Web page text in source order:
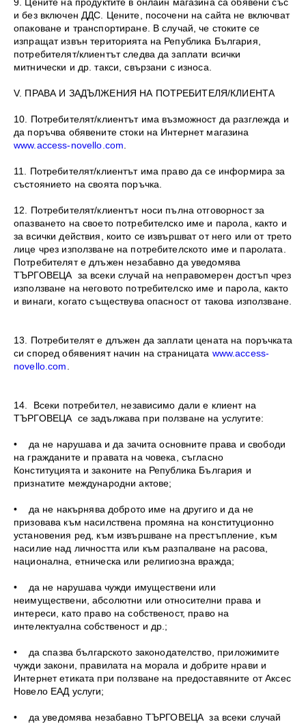
и без включен ДДС. Цените, посочени на сайта не включват
опаковане и транспортиране. В случай, че стоките се
изпращат извън територията на Република България,
потребителят/клиентът следва да заплати всички
митнически и др. такси, свързани с износа.
V. ПРАВА И ЗАДЪЛЖЕНИЯ НА ПОТРЕБИТЕЛЯ/КЛИЕНТА
10. Потребителят/клиентът има възможност да разглежда и
да поръчва обявените стоки на Интернет магазина
www.access-novello.com
11. Потребителят/клиентът има право да се информира за
състоянието на своята поръчка.
12. Потребителят/клиентът носи пълна отговорност за
опазването на своето потребителско име и парола, както и
за всички действия, които се извършват от него или от трето
лице чрез използване на потребителското име и паролата.
Потребителят е длъжен незабавно да уведомява
ТЪРГОВЕЦА за всеки случай на неправомерен достъп чрез
използване на неговото потребителско име и парола, както
и винаги, когато съществува опасност от такова използване.
13. Потребителят е длъжен да заплати цената на поръчката
си според обявеният начин на страницата www.access-
novello.com
14. Всеки потребител, независимо дали е клиент на
ТЪРГОВЕЦА се задължава при ползване на услугите:
• да не нарушава и да зачита основните права и свободи
на гражданите и правата на човека, съгласно
Конституцията и законите на Република България и
признатите международни актове;
• да не накърнява доброто име на другиго и да не
призовава към насилствена промяна на конституционно
установения ред, към извършване на престъпление, към
насилие над личността или към разпалване на расова,
национална, етническа или религиозна вражда;
• да не нарушава чужди имуществени или
неимуществени, абсолютни или относителни права и
интереси, като право на собственост, право на
интелектуална собственост и др.;
• да спазва българското законодателство, приложимите
чужди закони, правилата на морала и добрите нрави и
Интернет етиката при ползване на предоставяните от Аксес
Новело ЕАД услуги;
• да уведомява незабавно ТЪРГОВЕЦА за всеки случай